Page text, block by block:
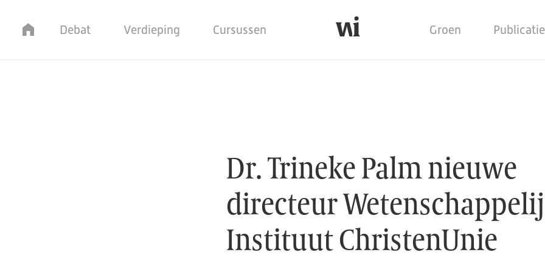
HomeDebat Verdieping Cursussen Groen
Dr. Trineke Palm nieuwe directeur
Dr. Trineke Palm nieuwe
directeur
Instituut ChristenUnie